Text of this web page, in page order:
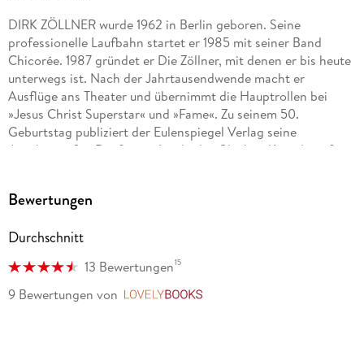
DIRK ZÖLLNER wurde 1962 in Berlin geboren. Seine
professionelle Laufbahn startet er 1985 mit seiner Band
Chicorée. 1987 gründet er Die Zöllner, mit denen er bis heute
unterwegs ist. Nach der Jahrtausendwende macht er
Ausflüge ans Theater und übernimmt die Hauptrollen bei
»Jesus Christ Superstar« und »Fame«. Zu seinem 50.
Geburtstag publiziert der Eulenspiegel Verlag seine
Autobiografie »Die fernen Inseln des Glücks«. Kurz darauf
Bewertungen
Durchschnitt
13 Bewertungen15
9 Bewertungen von